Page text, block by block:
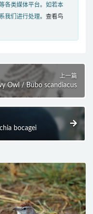
各类媒体平台。如若本
我们进行处理。 查看鸟
上一篇
Owl / Bubo scandiacus
bocagei